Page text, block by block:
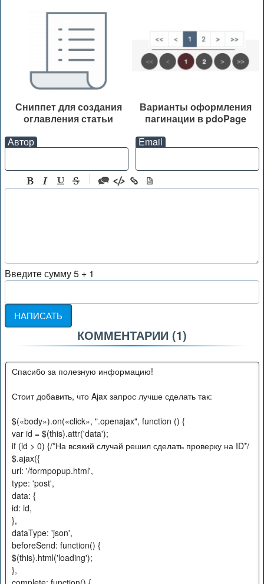
Сниппет для создания
оглавления статьи
Варианты оформления
пагинации в pdoPage
Автор
Email
-
-
-
-
-
-
-
Введите сумму 5 + 1
КОММЕНТАРИИ (1)
Спасибо за полезную информацию!
Стоит добавить, что Ajax запрос лучше сделать так:
$(«body»).on(«click», ".openajax", function () {
var id = $(this).attr('data');
if (id > 0) {/*На всякий случай решил сделать проверку на ID*/
$.ajax({
url: '/formpopup.html',
type: 'post',
data: {
id: id,
},
dataType: 'json',
beforeSend: function() {
$(this).html('loading');
},